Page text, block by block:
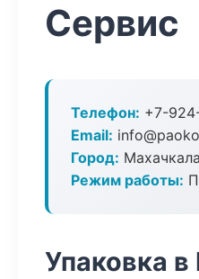
Сервис
Телефон: +7-
Email:
Город: Махачкала
Режим работы:
Упаковка